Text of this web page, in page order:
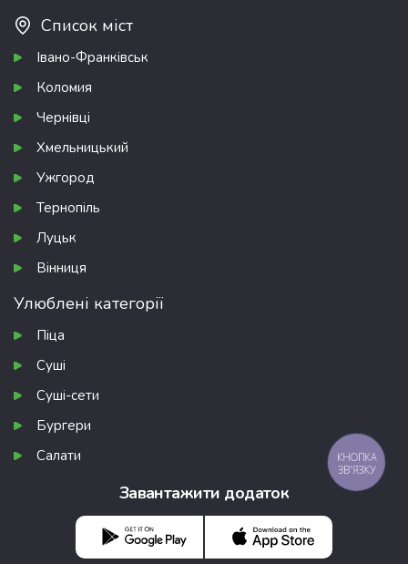
Список міст
Івано-Франківськ
Коломия
Чернівці
Хмельницький
Ужгород
Тернопіль
Луцьк
Вінниця
Улюблені категорії
Піца
Суші
Суші-сети
Бургери
Салати
Завантажити додаток
КНОПКА
ЗВ'ЯЗКУ